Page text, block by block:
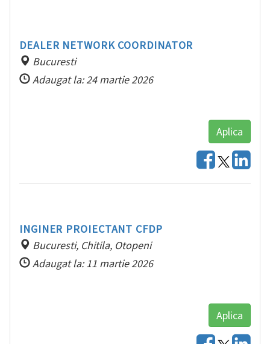
DEALER NETWORK COORDINATOR
Bucuresti
Adaugat la: 24 martie 2026
Aplica
INGINER PROIECTANT CFDP
Bucuresti, Chitila, Otopeni
Adaugat la: 11 martie 2026
Aplica